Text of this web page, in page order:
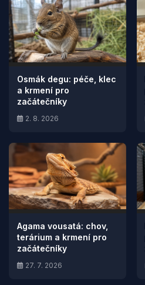
Osmák degu: péče, klec
a krmení pro
začátečníky
2. 8. 2026
Agama vousatá: chov,
terárium a krmení pro
začátečníky
27. 7. 2026